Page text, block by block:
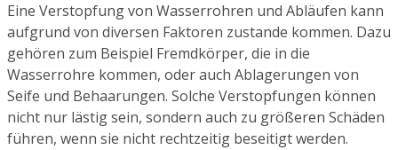
Eine Verstopfung von Wasserrohren und Abläufen kann
aufgrund von diversen Faktoren zustande kommen. Dazu
gehören zum Beispiel Fremdkörper, die in die
Wasserrohre kommen, oder auch Ablagerungen von
Seife und Behaarungen. Solche Verstopfungen können
nicht nur lästig sein, sondern auch zu größeren Schäden
führen, wenn sie nicht rechtzeitig beseitigt werden.